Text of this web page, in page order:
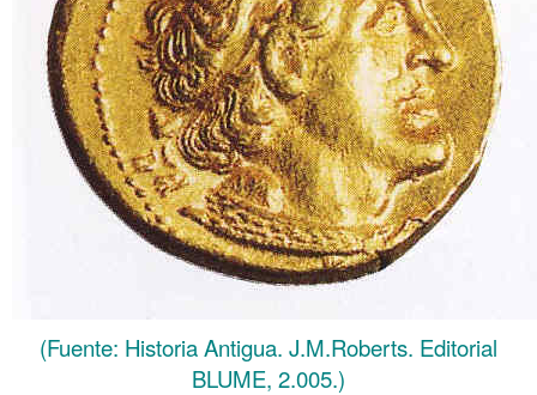
(Fuente: Historia Antigua. J.M.Roberts. Editorial
BLUME, 2.005.)